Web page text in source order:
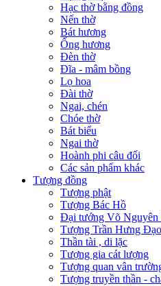
Hạc thờ bằng đồng
Nến thờ
Bát hương
Ống hương
Đèn thờ
Đĩa - mâm bồng
Lọ hoa
Đài thờ
Ngai, chén
Chóe thờ
Bát biểu
Ngai thờ
Hoành phi câu đối
Các sản phẩm khác
Tượng đồng
Tượng phật
Tượng Bác Hồ
Đại tướng Võ Nguyên
Tượng Trần Hưng Đạo
Thần tài , di lặc
Tượng gia cát lượng
Tượng quan vân
Tượng truyền thần -